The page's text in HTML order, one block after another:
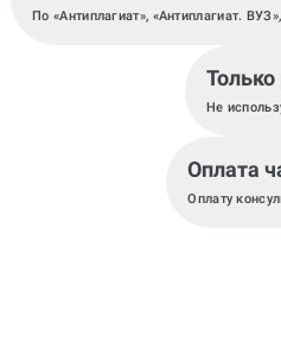
По «Антиплагиат», «Антиплагиат.
Только
Не
Оплата
Оплату